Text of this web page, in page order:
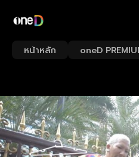
หน้าหลัก oneD